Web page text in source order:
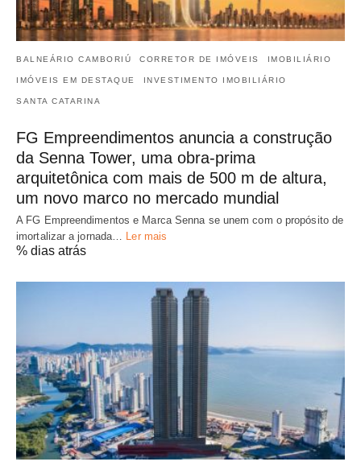
BALNEÁRIO CAMBORIÚ CORRETOR DE IMÓVEIS IMOBILIÁRIO
IMÓVEIS EM DESTAQUE INVESTIMENTO IMOBILIÁRIO
SANTA CATARINA
FG Empreendimentos anuncia a construção
da Senna Tower, uma obra-prima
arquitetônica com mais de 500 m de altura,
um novo marco no mercado mundial
A FG Empreendimentos e Marca Senna se unem com o propósito de
imortalizar a jornada… Ler mais
% dias atrás